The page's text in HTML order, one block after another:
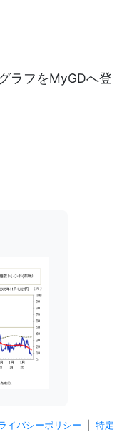
ラフをMyGDへ登
イバシーポリシー 特定